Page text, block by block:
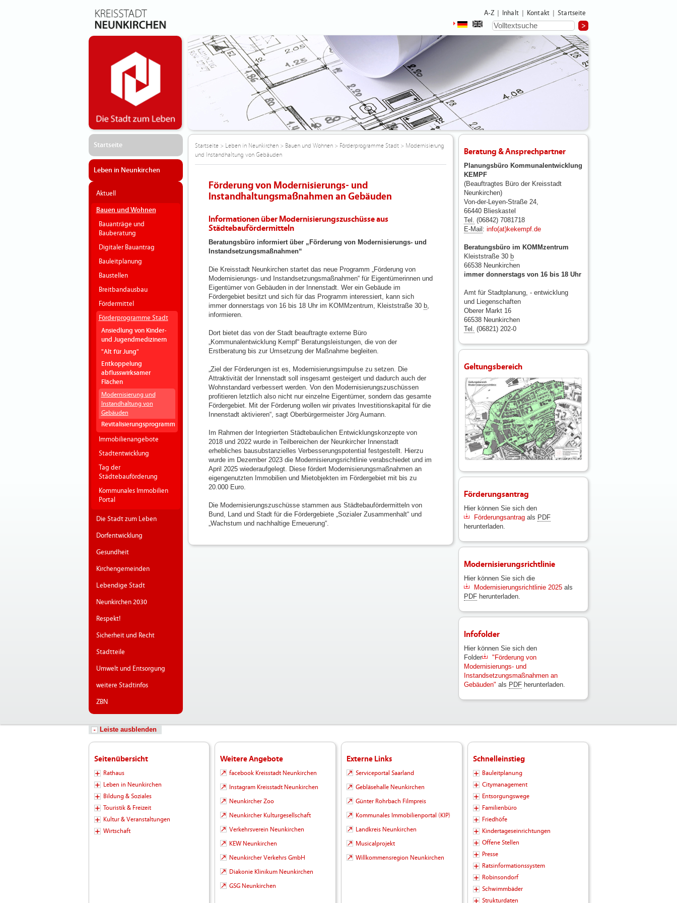
A-Z Inhalt Kontakt Startseite
Startseite
Leben in Neunkirchen
Aktuell
Bauen und Wohnen
Bauanträge und
Bauberatung
Digitaler Bauantrag
Bauleitplanung
Baustellen
Breitbandausbau
Fördermittel
Förderprogramme Stadt
Ansiedlung von Kinder-
und Jugendmedizinern
"Alt für Jung"
Entkoppelung
abflusswirksamer
Flächen
Modernisierung und
Instandhaltung von
Gebäuden
Revitalisierungsprogramm
Immobilienangebote
Stadtentwicklung
Tag der
Städtebauförderung
Kommunales Immobilien
Portal
Die Stadt zum Leben
Dorfentwicklung
Gesundheit
Kirchengemeinden
Lebendige Stadt
Neunkirchen 2030
Respekt!
Sicherheit und Recht
Stadtteile
Umwelt und Entsorgung
weitere Stadtinfos
ZBN
Startseite> Leben in Neunkirchen> Bauen und Wohnen> Förderprogramme Stadt> Modernisierung
und Instandhaltung von Gebäuden
Förderung von Modernisierungs- und
Instandhaltungsmaßnahmen an Gebäuden
Informationen über Modernisierungszuschüsse aus
Städtebaufördermitteln
Beratungsbüro informiert über „Förderung von Modernisierungs- und
Instandsetzungsmaßnahmen“
Die Kreisstadt Neunkirchen startet das neue Programm „Förderung von
Modernisierungs- und Instandsetzungsmaßnahmen“ für Eigentümerinnen und
Eigentümer von Gebäuden in der Innenstadt. Wer ein Gebäude im
Fördergebiet besitzt und sich für das Programm interessiert, kann sich
immer donnerstags von 16 bis 18 Uhr im KOMMzentrum, Kleiststraße 30 b,
informieren.
Dort bietet das von der Stadt beauftragte externe Büro
„Kommunalentwicklung Kempf“ Beratungsleistungen, die von der
Erstberatung bis zur Umsetzung der Maßnahme begleiten.
„Ziel der Förderungen ist es, Modernisierungsimpulse zu setzen. Die
Attraktivität der Innenstadt soll insgesamt gesteigert und dadurch auch der
Wohnstandard verbessert werden. Von den Modernisierungszuschüssen
profitieren letztlich also nicht nur einzelne Eigentümer, sondern das gesamte
Fördergebiet. Mit der Förderung wollen wir privates Investitionskapital für die
Innenstadt aktivieren“, sagt Oberbürgermeister Jörg Aumann.
Im Rahmen der Integrierten Städtebaulichen Entwicklungskonzepte von
2018 und 2022 wurde in Teilbereichen der Neunkircher Innenstadt
erhebliches bausubstanzielles Verbesserungspotential festgestellt. Hierzu
wurde im Dezember 2023 die Modernisierungsrichtlinie verabschiedet und im
April 2025 wiederaufgelegt. Diese fördert Modernisierungsmaßnahmen an
eigengenutzten Immobilien und Mietobjekten im Fördergebiet mit bis zu
20.000 Euro.
Die Modernisierungszuschüsse stammen aus Städtebaufördermitteln von
Bund, Land und Stadt für die Fördergebiete „Sozialer Zusammenhalt“ und
„Wachstum und nachhaltige Erneuerung“.
Beratung & Ansprechpartner
Planungsbüro Kommunalentwicklung
KEMPF
(Beauftragtes Büro der Kreisstadt
Neunkirchen)
Von-der-Leyen-Straße 24,
66440 Blieskastel
Tel. (06842) 7081718
E-Mail : info(at)kekempf.de
Beratungsbüro im KOMMzentrum
Kleiststraße 30 b
66538 Neunkirchen
immer donnerstags von 16 bis 18 Uhr
Amt für Stadtplanung, - entwicklung
und Liegenschaften
Oberer Markt 16
66538 Neunkirchen
Tel. (06821) 202-0
Geltungsbereich
Förderungsantrag
Hier können Sie sich den
Förderungsantragals PDF
herunterladen.
Modernisierungsrichtlinie
Hier können Sie sich die
Modernisierungsrichtlinie 2025als
PDFherunterladen.
Infofolder
Hier können Sie sich den
Folder
"Förderung von
Modernisierungs- und
Instandsetzungsmaßnahmen an
Gebäuden" als PDFherunterladen.
Leiste ausblenden
Seitenübersicht
Rathaus
Leben in Neunkirchen
Bildung & Soziales
Touristik & Freizeit
Kultur & Veranstaltungen
Wirtschaft
Weitere Angebote
facebook Kreisstadt Neunkirchen
Instagram Kreisstadt Neunkirchen
Neunkircher Zoo
Neunkircher Kulturgesellschaft
Verkehrsverein Neunkirchen
KEW Neunkirchen
Neunkircher Verkehrs GmbH
Diakonie Klinikum Neunkirchen
GSG Neunkirchen
Externe Links
Serviceportal Saarland
Gebläsehalle Neunkirchen
Günter Rohrbach Filmpreis
Kommunales Immobilienportal (KIP)
Landkreis Neunkirchen
Musicalprojekt
Willkommensregion Neunkirchen
Schnelleinstieg
Bauleitplanung
Citymanagement
Entsorgungswege
Familienbüro
Friedhöfe
Kindertageseinrichtungen
Offene Stellen
Presse
Ratsinformationssystem
Robinsondorf
Schwimmbäder
Strukturdaten